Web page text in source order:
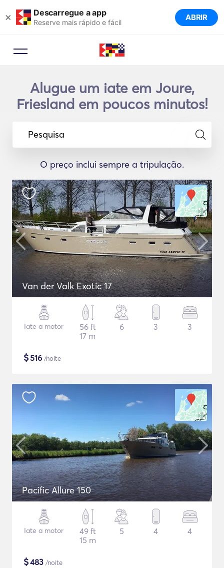
× Descarregue a app
Reserve mais rápido e fácil ABRIR
Alugue um iate em Joure,
Friesland em poucos minutos!
Pesquisa
O preço inclui sempre a tripulação.
Van der Valk Exotic 17
Iate a motor
56 ft
17 m
6 3 3
$516 /noite
Pacific Allure 150
Iate a motor
49 ft
15 m
5 4 4
$483 /noite